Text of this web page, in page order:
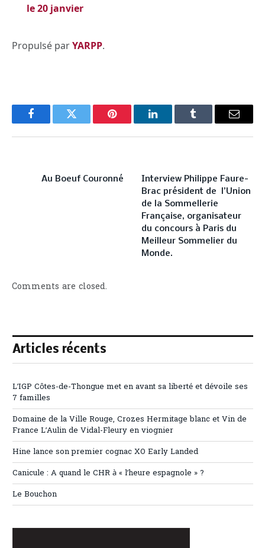
le 20 janvier
Propulsé parYARPP.
FacebookTwitter Pinterest LinkedInTumblr Email
Au Boeuf Couronné
Interview Philippe Faure-
Brac président de l’Union
de la Sommellerie
Française, organisateur
du concours à Paris du
Meilleur Sommelier du
Monde.
Comments are closed.
Articles récents
L’IGP Côtes-de-Thongue met en avant sa liberté et dévoile ses
7 familles
Domaine de la Ville Rouge, Crozes Hermitage blanc et Vin de
France L’Aulin de Vidal-Fleury en viognier
Hine lance son premier cognac XO Early Landed
Canicule : A quand le CHR à « l’heure espagnole » ?
Le Bouchon